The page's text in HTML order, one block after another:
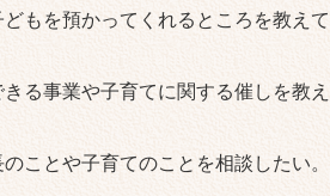
預かってくれるところを教えて
業や子育てに関する催しを教え
や子育てのことを相談したい。